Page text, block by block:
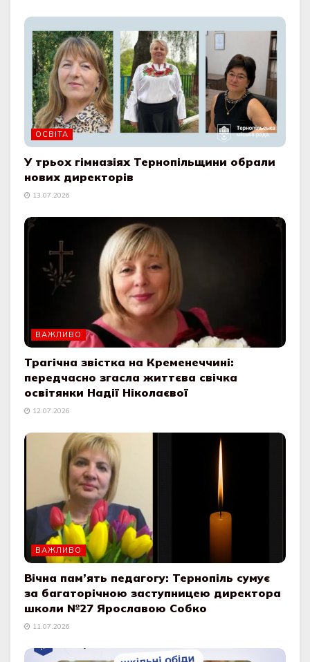
ОСВІТА
У трьох гімназіях Тернопільщини обрали
нових директорів
13.07.2026
ВАЖЛИВО
Трагічна звістка на Кременеччині:
передчасно згасла життєва свічка
освітянки Надії Ніколаєвої
12.07.2026
ВАЖЛИВО
Вічна пам’ять педагогу: Тернопіль сумує
за багаторічною заступницею директора
школи №27 Ярославою Собко
11.07.2026